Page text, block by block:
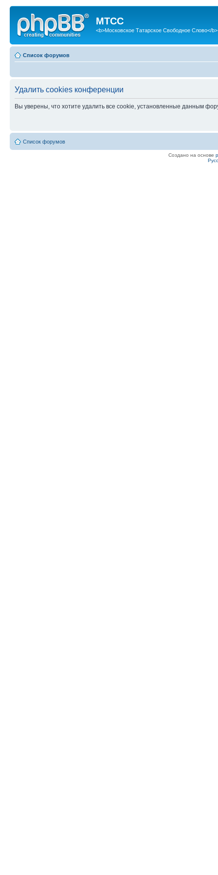
МТСС
<b>Московское Татарское Свободное Слово</b>
Список форумов
Удалить cookies конференции
Вы уверены, что хотите удалить все cookie, установленные данным
Список форумов
Создано на основе